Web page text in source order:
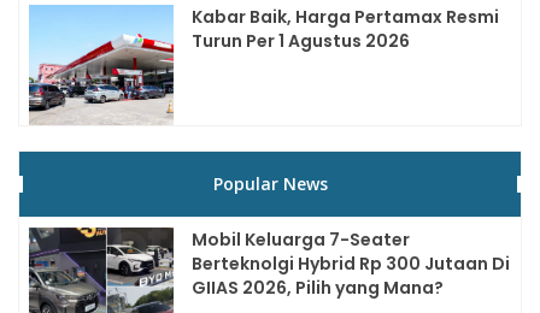
Kabar Baik, Harga Pertamax Resmi
Turun Per 1 Agustus 2026
Popular News
Mobil Keluarga 7-Seater
Berteknolgi Hybrid Rp 300 Jutaan Di
GIIAS 2026, Pilih yang Mana?